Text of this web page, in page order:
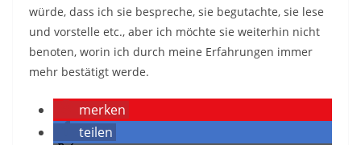
würde, dass ich sie bespreche, sie begutachte, sie lese
und vorstelle etc., aber ich möchte sie weiterhin nicht
benoten, worin ich durch meine Erfahrungen immer
mehr bestätigt werde.
merken
teilen